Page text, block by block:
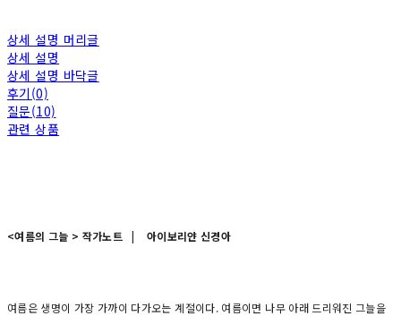
상세 설명 머리글
상세 설명
상세 설명 바닥글
후기(0)
질문(10)
관련 상품
<여름의 그늘 > 작가노트 | 아이보리얀 신경아
여름은 생명이 가장 가까이 다가오는 계절이다. 여름이면 나무 아래 드리워진 그늘을